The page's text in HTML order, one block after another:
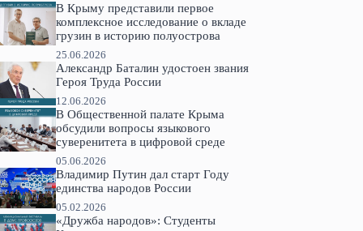
В Крыму представили первое
комплексное исследование о вкладе
грузин в историю полуострова
25.06.2026
Александр Баталин удостоен звания
Героя Труда России
12.06.2026
В Общественной палате Крыма
обсудили вопросы языкового
суверенитета в цифровой среде
05.06.2026
Владимир Путин дал старт Году
единства народов России
05.02.2026
«Дружба народов»: Студенты